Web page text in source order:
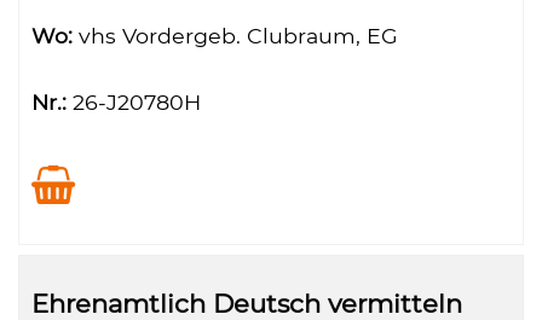
Wo: vhs Vordergeb. Clubraum, EG
Nr.: 26-J20780H
Ehrenamtlich Deutsch vermitteln